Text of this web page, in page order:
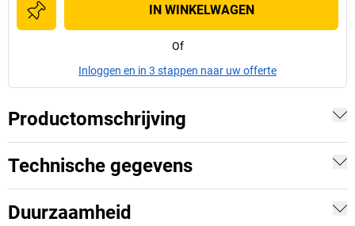
IN WINKELWAGEN
Of
Inloggen en in 3 stappen naar uw offerte
Productomschrijving
Technische gegevens
Duurzaamheid